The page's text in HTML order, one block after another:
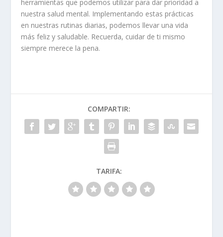
herramientas que podemos utilizar para dar prioridad a
nuestra salud mental. Implementando estas prácticas
en nuestras rutinas diarias, podemos llevar una vida
más feliz y saludable. Recuerda, cuidar de ti mismo
siempre merece la pena.
COMPARTIR:
TARIFA: